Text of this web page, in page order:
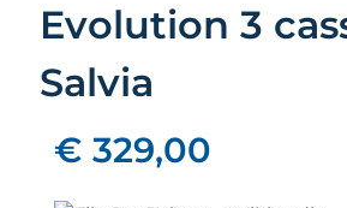
Evolution 3
Salvia
€ 329,00